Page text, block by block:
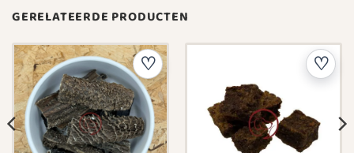
GERELATEERDE PRODUCTEN